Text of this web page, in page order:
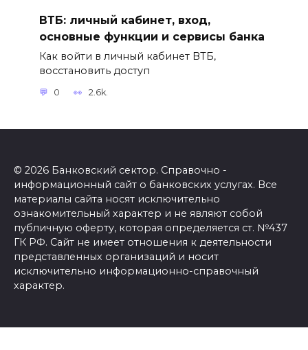
ВТБ: личный кабинет, вход,
основные функции и сервисы банка
Как войти в личный кабинет ВТБ,
восстановить доступ
0 2.6k.
© 2026 Банковский сектор. Справочно -
информационный сайт о банковских услугах. Все
материалы сайта носят исключительно
ознакомительный характер и не являют собой
публичную оферту, которая определяется ст. №437
ГК РФ. Сайт не имеет отношения к деятельности
представленных организаций и носит
исключительно информационно-справочный
характер.